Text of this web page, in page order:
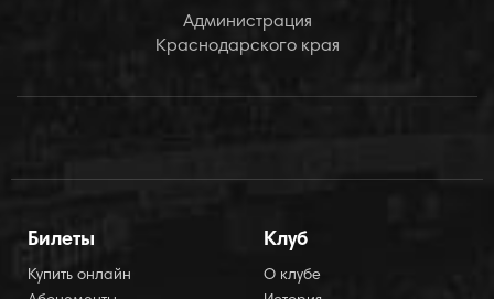
Администрация
Краснодарского края
Билеты
Купить онлайн
Клуб
О клубе